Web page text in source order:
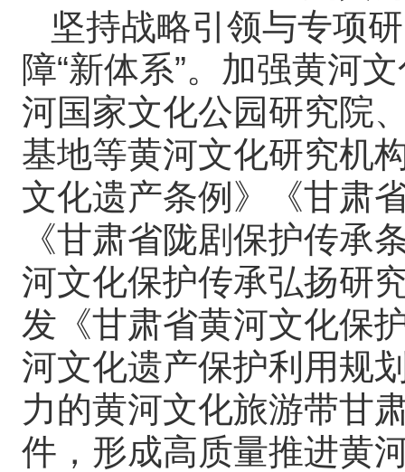
坚持战略引领与专项
障“新体系”。加强黄河
河国家文化公园研究院
基地等黄河文化研究机
文化遗产条例》《甘肃
《甘肃省陇剧保护传承
河文化保护传承弘扬研
发《甘肃省黄河文化保
河文化遗产保护利用规
力的黄河文化旅游带甘
件，形成高质量推进黄